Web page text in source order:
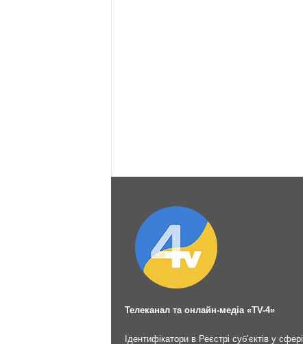
Телеканал та онлайн-медіа «TV-4»
Ідентифікатори в Реєстрі суб’єктів у сфері